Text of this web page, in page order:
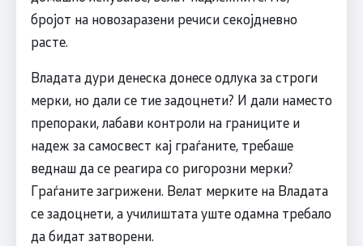
бројот на новозаразени речиси секојдневно
расте.
Владата дури денеска донесе одлука за строги
мерки, но дали се тие задоцнети? И дали наместо
препораки, лабави контроли на границите и
надеж за самосвест кај граѓаните, требаше
веднаш да се реагира со ригорозни мерки?
Граѓаните загрижени. Велат мерките на Владата
се задоцнети, а училиштата уште одамна требало
да бидат затворени.